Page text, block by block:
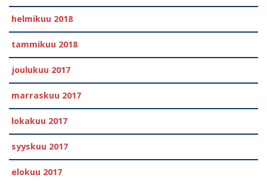
helmikuu 2018
tammikuu 2018
joulukuu 2017
marraskuu 2017
lokakuu 2017
syyskuu 2017
elokuu 2017